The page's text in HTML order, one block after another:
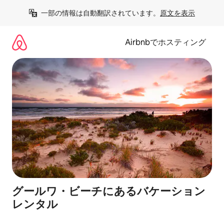
一部の情報は自動翻訳されています。 原文を表示
Airbnbでホスティング
グールワ・ビーチにあるバケーション
レンタル